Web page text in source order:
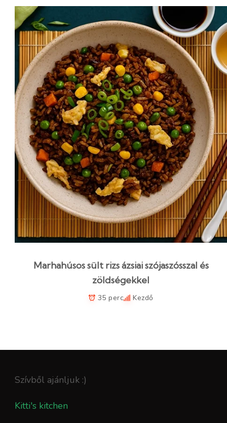
Marhahúsos sült rizs ázsiai szójaszósszal és
zöldségekkel
35 perc Kezdő
Szívből ajánljuk :)
Kitti's kitchen